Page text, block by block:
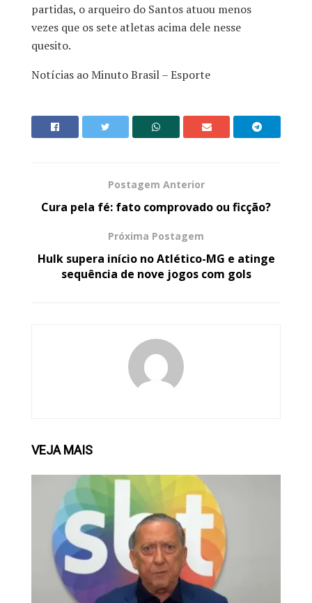
partidas, o arqueiro do Santos atuou menos
vezes que os sete atletas acima dele nesse
quesito.
Notícias ao Minuto Brasil – Esporte
Postagem Anterior
Cura pela fé: fato comprovado ou ficção?
Próxima Postagem
Hulk supera início no Atlético-MG e atinge
sequência de nove jogos com gols
VEJAMAIS